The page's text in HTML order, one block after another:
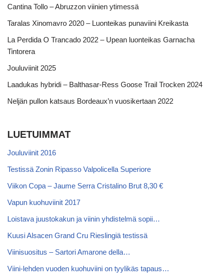
Cantina Tollo – Abruzzon viinien ytimessä
Taralas Xinomavro 2020 – Luonteikas punaviini Kreikasta
La Perdida O Trancado 2022 – Upean luonteikas Garnacha
Tintorera
Jouluviinit 2025
Laadukas hybridi – Balthasar-Ress Goose Trail Trocken 2024
Neljän pullon katsaus Bordeaux’n vuosikertaan 2022
LUETUIMMAT
Jouluviinit 2016
Testissä Zonin Ripasso Valpolicella Superiore
Viikon Copa – Jaume Serra Cristalino Brut 8,30 €
Vapun kuohuviinit 2017
Loistava juustokakun ja viinin yhdistelmä sopii…
Kuusi Alsacen Grand Cru Rieslingiä testissä
Viinisuositus – Sartori Amarone della…
Viini-lehden vuoden kuohuviini on tyylikäs tapaus…